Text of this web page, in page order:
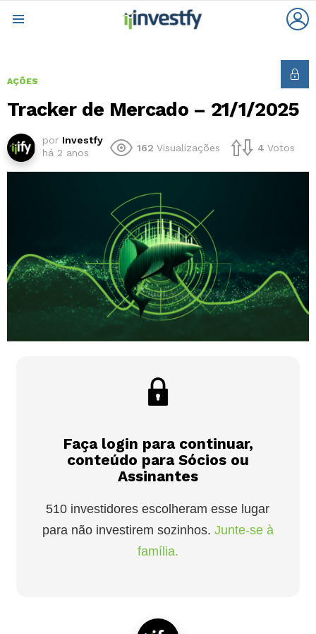
AÇÕES
Tracker de Mercado – 21/1/2025
por Investfy
há 2 anos
162 Visualizações 4 Votos
Faça login para continuar,
conteúdo para Sócios ou
Assinantes
510 investidores escolheram esse lugar
para não investirem sozinhos. Junte-se à
família.